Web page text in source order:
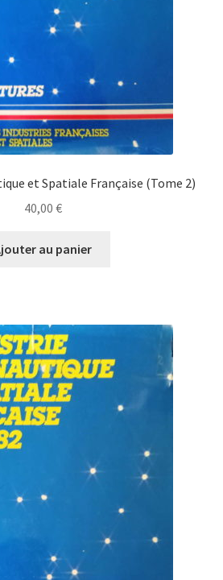
et Spatiale Française (Tome 2)
40,00 €
au panier